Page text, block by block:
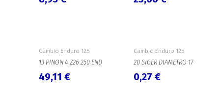
Cambio Enduro 125
13 PINON 4 Z26 250 END
49,11 €
Cambio Enduro 125
20 SIGER DIAMETRO 17
0,27 €